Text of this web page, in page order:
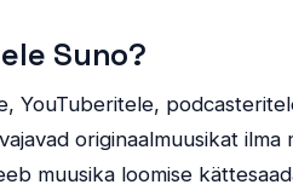
Suno?
YouTuberitele,
originaalmuusikat ilma
muusika loomise